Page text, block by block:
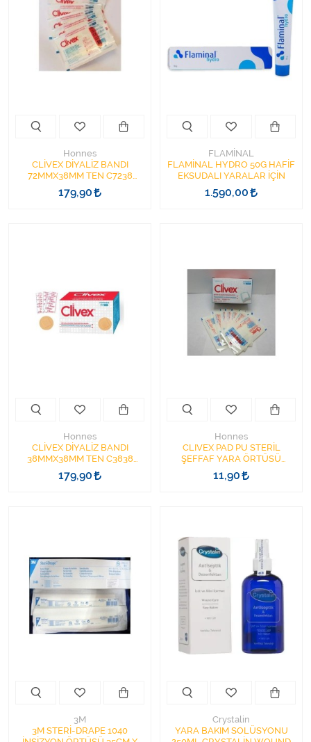
Honnes
CLİVEX DİYALİZ BANDI
72MMX38MM TEN C7238
1KUTU=50ADET HEMOSTATİK
BASI BANDI
179,90
FLAMİNAL
FLAMİNAL HYDRO 50G HAFİF
EKSUDALI YARALAR İÇİN
1.590,00
Honnes
CLİVEX DİYALİZ BANDI
38MMX38MM TEN C3838
1KUTU=100ADET
HEMOSTATİK BASI BANDI
179,90
Honnes
CLIVEX PAD PU STERİL
ŞEFFAF YARA ÖRTÜSÜ
5CMX9CM C6109P CLiVEX
SIVI GEÇİRMEZ
11,90
3M
3M STERİ-DRAPE 1040
Crystalin
YARA BAKIM SOLÜSYONU